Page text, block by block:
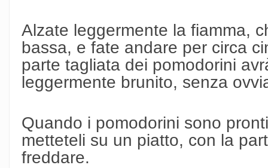
Alzate leggermente la fiamma,
bassa, e fate andare per circa
parte tagliata dei pomodorini
leggermente brunito, senza
Quando i pomodorini sono
metteteli su un piatto, con la
freddare.